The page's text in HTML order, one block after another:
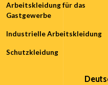
Arbeitskleidung für das
Gastgewerbe
Industrielle Arbeitskleidung
Schutzkleidung